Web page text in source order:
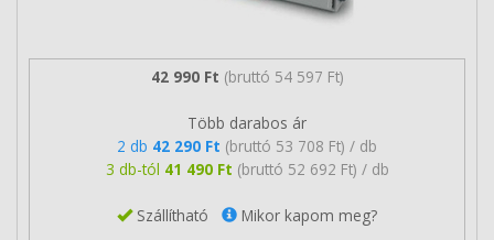
42 990 Ft (bruttó 54 597 Ft)
Több darabos ár
2 db 42 290 Ft (bruttó 53 708 Ft) / db
3 db-tól 41 490 Ft (bruttó 52 692 Ft) / db
Szállítható Mikor kapom meg?